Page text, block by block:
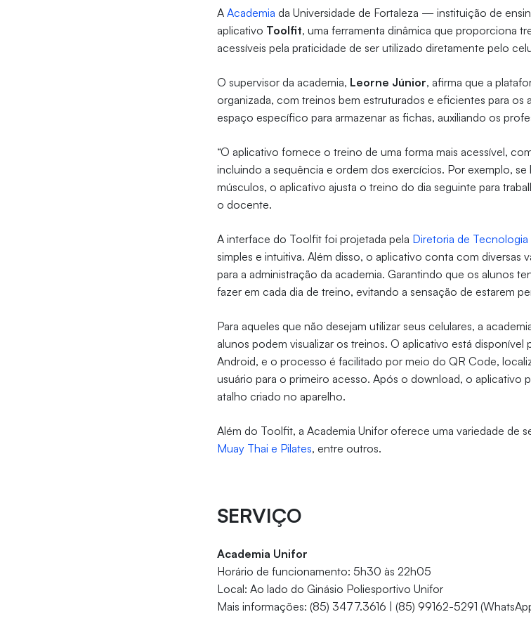
AAcademia da Universidade de Fortaleza — instituição de
aplicativo Toolfit, uma ferramenta dinâmica que proporciona
acessíveis pela praticidade de ser utilizado diretamente pelo
O supervisor da academia, Leorne Júnior, afirma que a
organizada, com treinos bem estruturados e eficientes para os
espaço específico para armazenar as fichas, auxiliando os
“O aplicativo fornece o treino de uma forma mais acessível,
incluindo a sequência e ordem dos exercícios. Por exemplo,
músculos, o aplicativo ajusta o treino do dia seguinte para
o docente.
A interface do Toolfit foi projetada pela Diretoria de
simples e intuitiva. Além disso, o aplicativo conta com diversas
para a administração da academia. Garantindo que os alunos
fazer em cada dia de treino, evitando a sensação de estarem
Para aqueles que não desejam utilizar seus celulares, a
alunos podem visualizar os treinos. O aplicativo está disponível
Android, e o processo é facilitado por meio do QR Code,
usuário para o primeiro acesso. Após o download, o aplicativo
atalho criado no aparelho.
Além do Toolfit, a Academia Unifor oferece uma variedade de
Muay Thai e Pilates, entre outros.
SERVIÇO
Academia Unifor
Horário de funcionamento: 5h30 às 22h05
Local: Ao lado do Ginásio Poliesportivo Unifor
Mais informações: (85) 3477.3616 | (85) 99162-5291